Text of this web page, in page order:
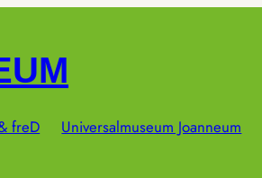
freD Universalmuseum Joanneum